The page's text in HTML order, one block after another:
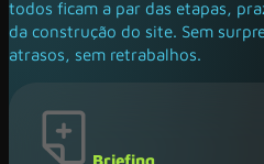
todos ficam a par das etapas,
da construção do site. Sem
atrasos, sem retrabalhos.
Briefing